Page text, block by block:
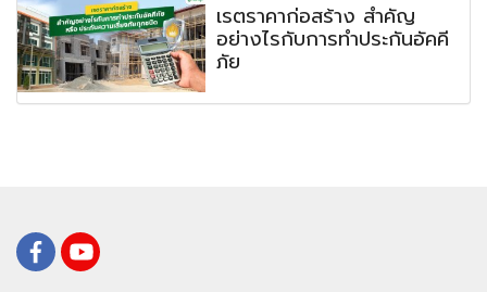
เรตราคาก่อสร้าง สำคัญ
อย่างไรกับการทำประกันอัคคี
ภัย